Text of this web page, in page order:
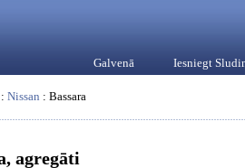
Galvenā Iesniegt
: Nissan : Bassara
agregāti